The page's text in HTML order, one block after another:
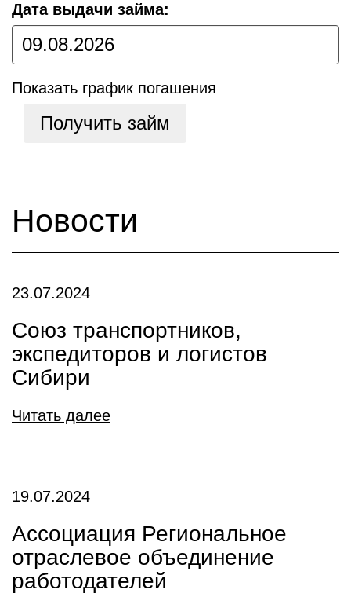
Дата выдачи займа:
Показать график погашения
Получить займ
Новости
23.07.2024
Союз транспортников,
экспедиторов и логистов
Сибири
Читать далее
19.07.2024
Ассоциация Региональное
отраслевое объединение
работодателей